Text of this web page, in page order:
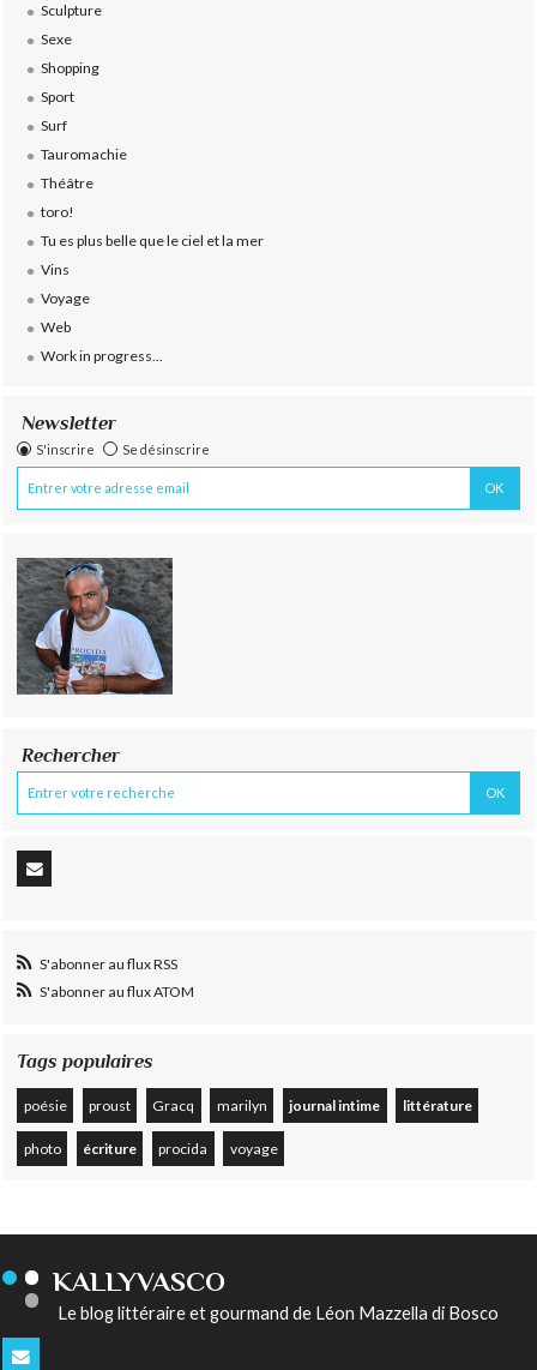
Sculpture
Sexe
Shopping
Sport
Surf
Tauromachie
Théâtre
toro!
Tu es plus belle que le ciel et la mer
Vins
Voyage
Web
Work in progress...
Newsletter
S'inscrire Se désinscrire
Rechercher
S'abonner au flux RSS
S'abonner au flux ATOM
Tags populaires
poésie proust Gracq marilyn journal intime littérature
photo écriture procida voyage
KALLYVASCO
Le blog littéraire et gourmand de Léon Mazzella di Bosco